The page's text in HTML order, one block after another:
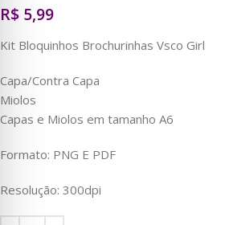
R$ 5,99
Kit Bloquinhos Brochurinhas Vsco Girl
Capa/Contra Capa
Miolos
Capas e Miolos em tamanho A6
Formato: PNG E PDF
Resolução: 300dpi